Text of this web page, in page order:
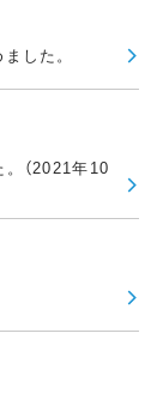
した。
（2021年10